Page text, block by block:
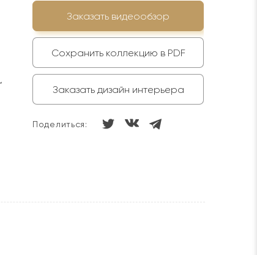
Заказать видеообзор
Сохранить коллекцию в PDF
Заказать дизайн интерьера
Поделиться: